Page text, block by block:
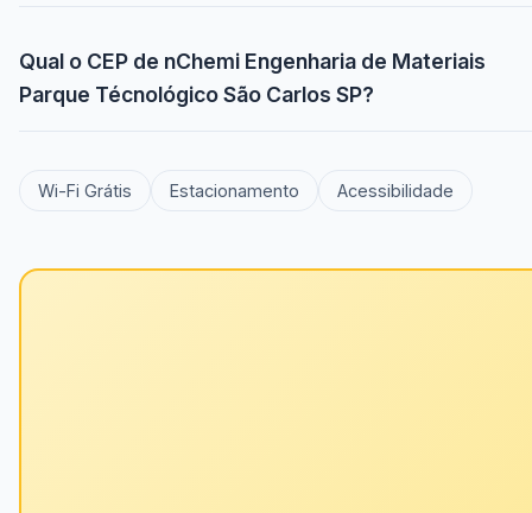
Qual o CEP de nChemi Engenharia de Materiais
Parque Técnológico São Carlos SP?
Wi-Fi Grátis Estacionamento Acessibilidade